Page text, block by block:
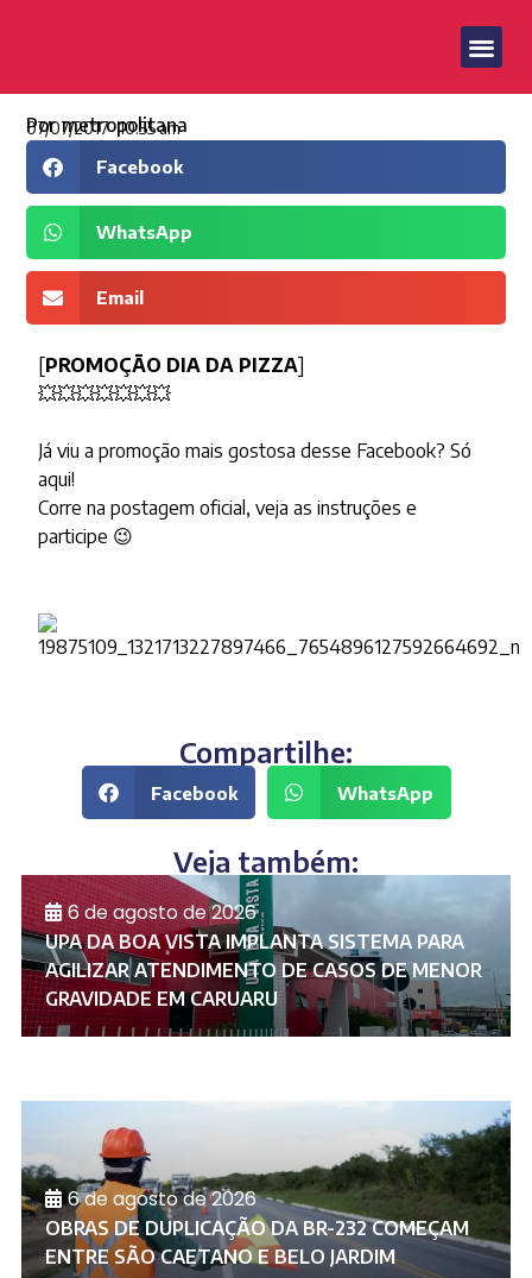
Pormetropolitana
07/07/2017 10:55 am
Facebook
WhatsApp
Email
[PROMOÇÃO DIA DA PIZZA]
💥💥💥💥💥💥💥
Já viu a promoção mais gostosa desse Facebook? Só
aqui!
Corre na postagem oficial, veja as instruções e
participe 😉
Compartilhe:
Facebook WhatsApp
Veja também:
6 de agosto de 2026
UPA DA BOA VISTA IMPLANTA SISTEMA PARA
AGILIZAR ATENDIMENTO DE CASOS DE MENOR
GRAVIDADE EM CARUARU
6 de agosto de 2026
OBRAS DE DUPLICAÇÃO DA BR-232 COMEÇAM
ENTRE SÃO CAETANO E BELO JARDIM